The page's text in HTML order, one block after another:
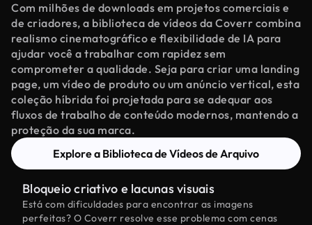
Com milhões de downloads em projetos comerciais e
de criadores, a biblioteca de vídeos da Coverr combina
realismo cinematográfico e flexibilidade de IA para
ajudar você a trabalhar com rapidez sem
comprometer a qualidade. Seja para criar uma landing
page, um vídeo de produto ou um anúncio vertical, esta
coleção híbrida foi projetada para se adequar aos
fluxos de trabalho de conteúdo modernos, mantendo a
proteção da sua marca.
Explore a Biblioteca de Vídeos de Arquivo
Bloqueio criativo e lacunas visuais
Está com dificuldades para encontrar as imagens
perfeitas? O Coverr resolve esse problema com cenas